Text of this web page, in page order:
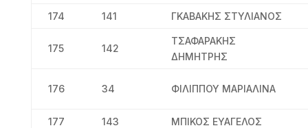
174 141 ΓΚΑΒΑΚΗΣ ΣΤΥΛΙΑΝΟΣ
175 142
ΤΣΑΦΑΡΑΚΗΣ
ΔΗΜΗΤΡΗΣ
176 34 ΦΙΛΙΠΠΟΥ ΜΑΡΙΑΛΙΝΑ
177 143 ΜΠΙΚΟΣ ΕΥΑΓΕΛΟΣ